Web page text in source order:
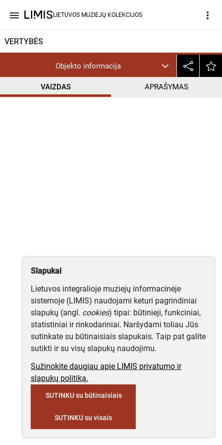
menu LIETUVOS MUZIEJŲ KOLEKCIJOS more_vert
VERTYBĖS
Objekto informacija
VAIZDAS APRAŠYMAS
Slapukai
Lietuvos integralioje muziejų informacinėje
sistemoje (LIMIS) naudojami keturi pagrindiniai
slapukų (angl. cookies) tipai: būtinieji, funkciniai,
statistiniai ir rinkodariniai. Naršydami toliau Jūs
sutinkate su būtinaisiais slapukais. Taip pat galite
sutikti ir su visų slapukų naudojimu.
Sužinokite daugiau apie LIMIS privatumo ir
slapukų politiką.
SUTINKU su būtinaisiais
SUTINKU su visais